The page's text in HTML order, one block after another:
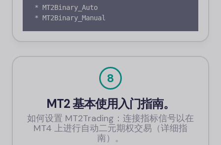
* MT2Binary_Auto
* MT2Binary_Manual
8
MT2 基本使用入门指南。
如何设置 MT2Trading：连接指标信号以在
MT4 上进行自动二元期权交易（详细指
南）。